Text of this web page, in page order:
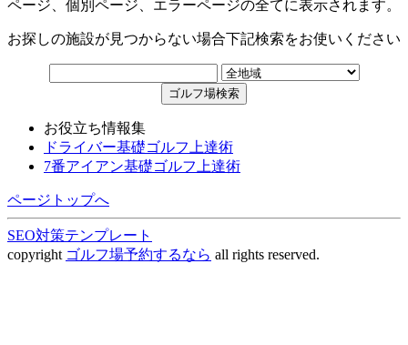
ページ、個別ページ、エラーページの全てに表示されます。
お探しの施設が見つからない場合下記検索をお使いください
お役立ち情報集
ドライバー基礎ゴルフ上達術
7番アイアン基礎ゴルフ上達術
ページトップへ
SEO対策テンプレート
copyright ゴルフ場予約するなら all rights reserved.